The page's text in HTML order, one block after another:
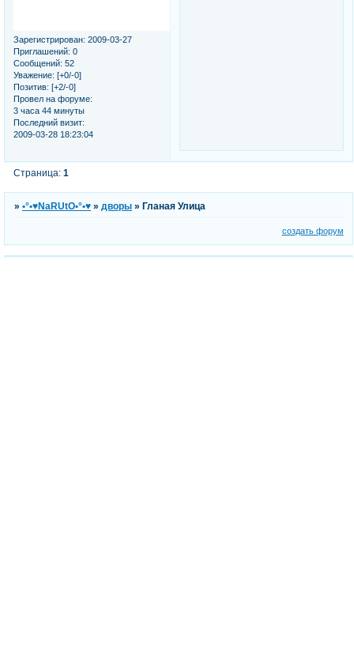
Зарегистрирован: 2009-03-27
Приглашений: 0
Сообщений: 52
Уважение: [+0/-0]
Позитив: [+2/-0]
Провел на форуме:
3 часа 44 минуты
Последний визит:
2009-03-28 18:23:04
Страница:1
»•°•♥NaRUtO•°•♥ »дворы »Гланая Улица
создать форум